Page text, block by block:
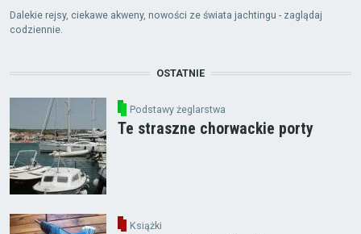
Dalekie rejsy, ciekawe akweny, nowości ze świata jachtingu - zaglądaj
codziennie.
OSTATNIE
Podstawy żeglarstwa
Te straszne chorwackie porty
Książki